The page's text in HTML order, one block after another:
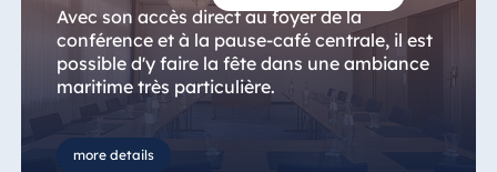
Avec son accès direct au foyer de la
conférence et à la pause-café centrale, il est
possible d'y faire la fête dans une ambiance
maritime très particulière.
Qu'il s'agisse d'un événement privé ou
professionnel, la salle de réunion peut
more details